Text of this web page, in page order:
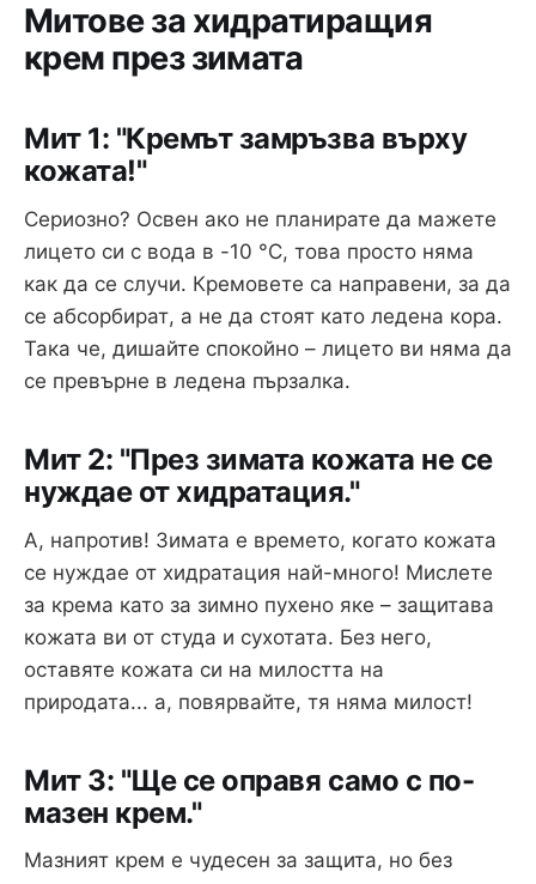
Митове за хидратиращия
крем през зимата
Мит 1: "Кремът замръзва върху
кожата!"
Сериозно? Освен ако не планирате да мажете
лицето си с вода в -10 °C, това просто няма
как да се случи. Кремовете са направени, за да
се абсорбират, а не да стоят като ледена кора.
Така че, дишайте спокойно – лицето ви няма да
се превърне в ледена пързалка.
Мит 2: "През зимата кожата не се
нуждае от хидратация."
А, напротив! Зимата е времето, когато кожата
се нуждае от хидратация най-много! Мислете
за крема като за зимно пухено яке – защитава
кожата ви от студа и сухотата. Без него,
оставяте кожата си на милостта на
природата... а, повярвайте, тя няма милост!
Мит 3: "Ще се оправя само с по-
мазен крем."
Мазният крем е чудесен за защита, но без